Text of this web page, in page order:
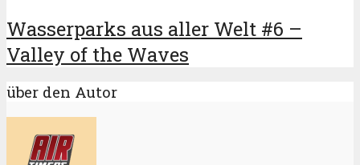
Wasserparks aus aller Welt #6 –
Valley of the Waves
über den Autor